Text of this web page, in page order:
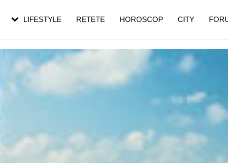
LIFESTYLE RETETE HOROSCOP CITY
pe măsură ce înaintezi în vârstă